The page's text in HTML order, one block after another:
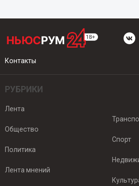
Контакты
РУБРИКИ
Лента
Общество
Политика
Лента мнений
Спорт